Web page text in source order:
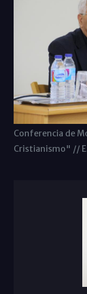
Conferencia de
Cristianismo" //